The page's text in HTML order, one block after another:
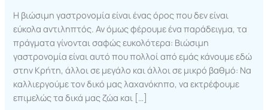
Η βιώσιμη γαστρονομία είναι ένας όρος που δεν είναι
εύκολα αντιληπτός. Αν όμως φέρουμε ένα παράδειγμα, τα
πράγματα γίνονται σαφώς ευκολότερα: Βιώσιμη
γαστρονομία είναι αυτό που πολλοί από εμάς κάνουμε εδώ
στην Κρήτη, άλλοι σε μεγάλο και άλλοι σε μικρό βαθμό: Να
καλλιεργούμε τον δικό μας λαχανόκηπο, να εκτρέφουμε
επιμελώς τα δικά μας ζώα και […]